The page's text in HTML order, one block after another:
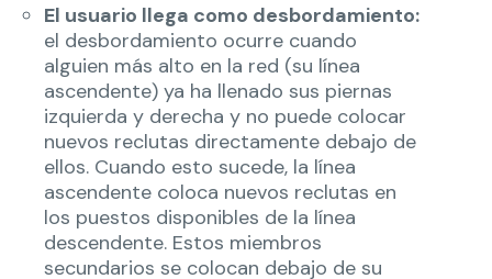
El usuario llega como desbordamiento:
el desbordamiento ocurre cuando
alguien más alto en la red (su línea
ascendente) ya ha llenado sus piernas
izquierda y derecha y no puede colocar
nuevos reclutas directamente debajo de
ellos. Cuando esto sucede, la línea
ascendente coloca nuevos reclutas en
los puestos disponibles de la línea
descendente. Estos miembros
secundarios se colocan debajo de su